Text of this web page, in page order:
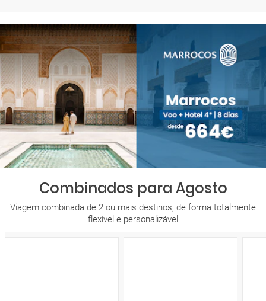
Combinados para Agosto
Viagem combinada de 2 ou mais destinos, de forma totalmente
flexível e personalizável